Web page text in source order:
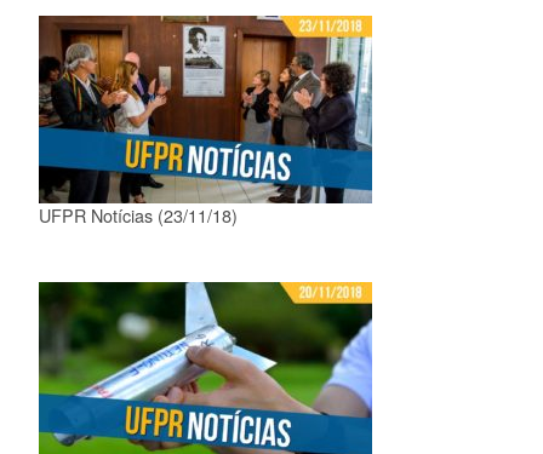
UFPR Notícias (23/11/18)